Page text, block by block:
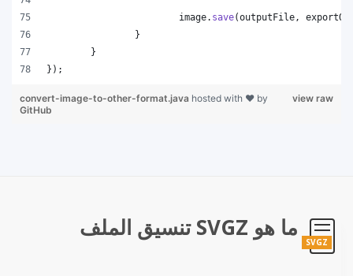
image. save(outputFile ,
		}
	}
});
view raw
convert-image-to-other-format.java hosted with ❤ by
GitHub
SVGZ
ما هو SVGZ تنسيق الملف